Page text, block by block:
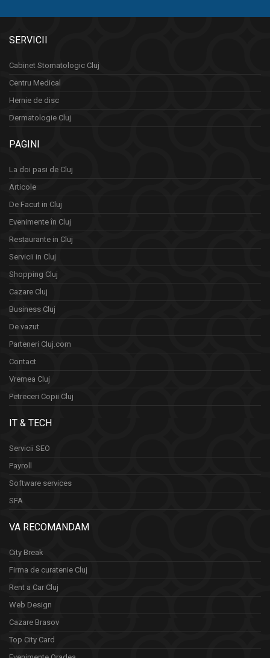
SERVICII
Cabinet Stomatologic Cluj
Centru Medical
Hernie de disc
Dermatologie Cluj
PAGINI
La doi pasi de Cluj
Articole
De Facut in Cluj
Evenimente în Cluj
Restaurante in Cluj
Servicii in Cluj
Shopping Cluj
Cazare Cluj
Business Cluj
De vazut
Parteneri Cluj.com
Contact
Vremea Cluj
Petreceri Copii Cluj
IT & TECH
Servicii SEO
Payroll
Software services
SFA
VA RECOMANDAM
City Break
Firma de curatenie Cluj
Rent a Car Cluj
Web Design
Cazare Brasov
Top City Card